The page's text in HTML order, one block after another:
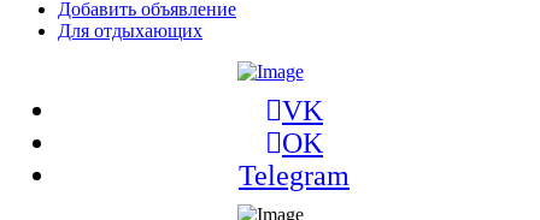
Добавить объявление
Для отдыхающих
VK
OK
Telegram